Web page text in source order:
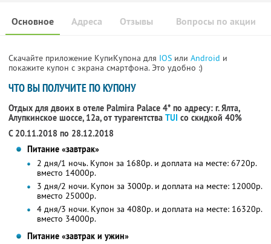
Основное Отзывы Вопросы по акции
Адреса
Скачайте приложение КупиКупона для IOS или Android и
покажите купон с экрана смартфона. Это удобно :)
ЧТО ВЫ ПОЛУЧИТЕ ПО КУПОНУ
Отдых для двоих в отеле Palmira Palace 4* по адресу: г. Ялта,
Алупкинское шоссе, 12а, от турагентства TUI со скидкой 40%
С 20.11.2018 по 28.12.2018
Питание «завтрак»
2 дня/1 ночь. Купон за 1680р. и доплата на месте: 6720р.
вместо 14000р.
3 дня/2 ночи. Купон за 3000р. и доплата на месте: 12000р.
вместо 25000р.
4 дня/3 ночи. Купон за 4080р. и доплата на месте: 16320р.
вместо 34000р.
Питание «завтрак и ужин»